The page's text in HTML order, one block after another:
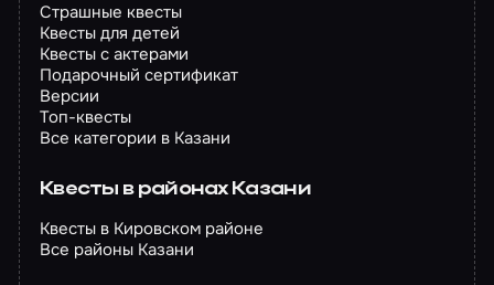
Страшные квесты
Квесты для детей
Квесты с актерами
Подарочный сертификат
Версии
Топ-квесты
Все категории в Казани
Квесты в районах Казани
Квесты в Кировском районе
Все районы Казани